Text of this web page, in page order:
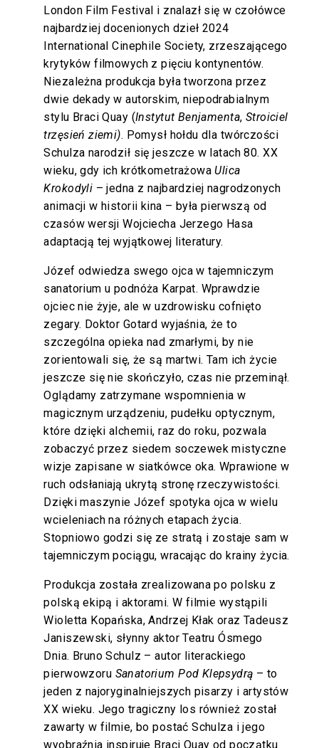
London Film Festival i znalazł się w czołówce
najbardziej docenionych dzieł 2024
International Cinephile Society, zrzeszającego
krytyków filmowych z pięciu kontynentów.
Niezależna produkcja była tworzona przez
dwie dekady w autorskim, niepodrabialnym
stylu Braci Quay (Instytut Benjamenta, Stroiciel
trzęsień ziemi). Pomysł hołdu dla twórczości
Schulza narodził się jeszcze w latach 80. XX
wieku, gdy ich krótkometrażowa Ulica
Krokodyli – jedna z najbardziej nagrodzonych
animacji w historii kina – była pierwszą od
czasów wersji Wojciecha Jerzego Hasa
adaptacją tej wyjątkowej literatury.
Józef odwiedza swego ojca w tajemniczym
sanatorium u podnóża Karpat. Wprawdzie
ojciec nie żyje, ale w uzdrowisku cofnięto
zegary. Doktor Gotard wyjaśnia, że to
szczególna opieka nad zmarłymi, by nie
zorientowali się, że są martwi. Tam ich życie
jeszcze się nie skończyło, czas nie przeminął.
Oglądamy zatrzymane wspomnienia w
magicznym urządzeniu, pudełku optycznym,
które dzięki alchemii, raz do roku, pozwala
zobaczyć przez siedem soczewek mistyczne
wizje zapisane w siatkówce oka. Wprawione w
ruch odsłaniają ukrytą stronę rzeczywistości.
Dzięki maszynie Józef spotyka ojca w wielu
wcieleniach na różnych etapach życia.
Stopniowo godzi się ze stratą i zostaje sam w
tajemniczym pociągu, wracając do krainy życia.
Produkcja została zrealizowana po polsku z
polską ekipą i aktorami. W filmie wystąpili
Wioletta Kopańska, Andrzej Kłak oraz Tadeusz
Janiszewski, słynny aktor Teatru Ósmego
Dnia. Bruno Schulz – autor literackiego
pierwowzoru Sanatorium Pod Klepsydrą – to
jeden z najoryginalniejszych pisarzy i artystów
XX wieku. Jego tragiczny los również został
zawarty w filmie, bo postać Schulza i jego
wyobraźnia inspiruje Braci Quay od początku